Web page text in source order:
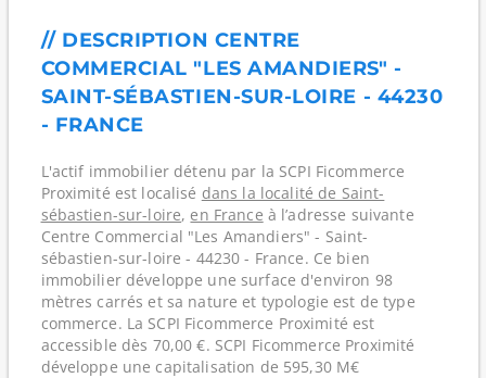
// DESCRIPTION CENTRE
COMMERCIAL "LES AMANDIERS" -
SAINT-SÉBASTIEN-SUR-LOIRE - 44230
- FRANCE
L'actif immobilier détenu par la SCPI Ficommerce
Proximité est localisé dans la localité de Saint-
sébastien-sur-loire, en France à l’adresse suivante
Centre Commercial "Les Amandiers" - Saint-
sébastien-sur-loire - 44230 - France. Ce bien
immobilier développe une surface d'environ 98
mètres carrés et sa nature et typologie est de type
commerce. La SCPI Ficommerce Proximité est
accessible dès 70,00 €. SCPI Ficommerce Proximité
développe une capitalisation de 595,30 M€